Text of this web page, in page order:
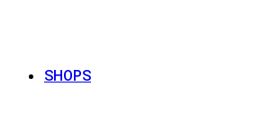
SHOPS